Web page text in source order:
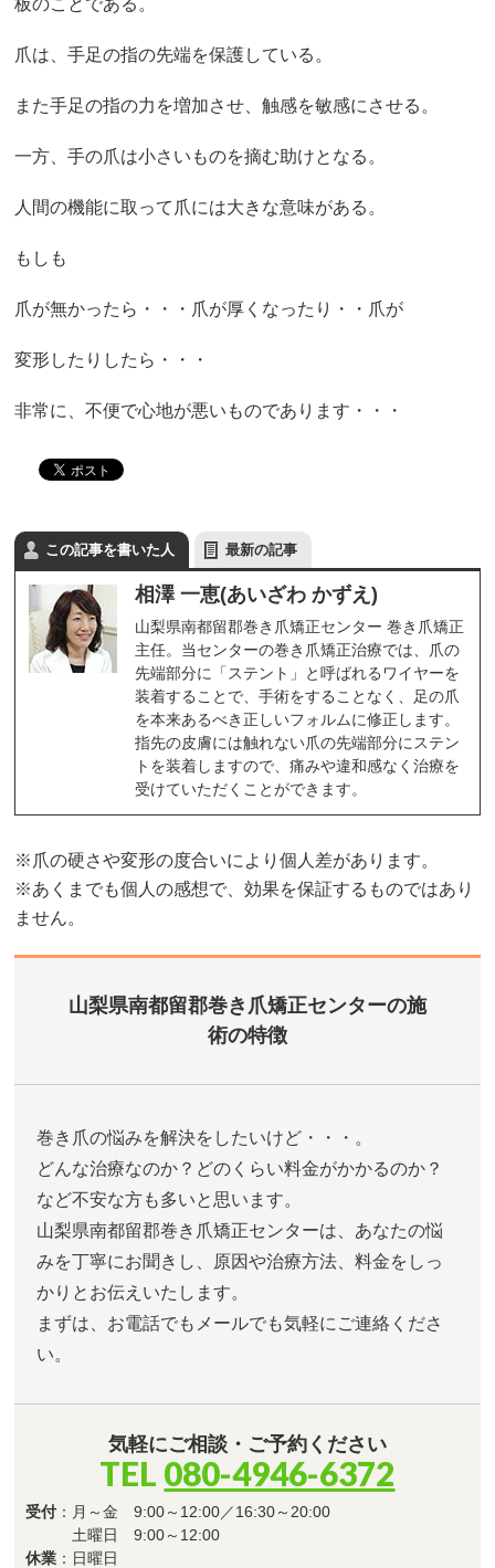
板のことである。
爪は、手足の指の先端を保護している。
また手足の指の力を増加させ、触感を敏感にさせる。
一方、手の爪は小さいものを摘む助けとなる。
人間の機能に取って爪には大きな意味がある。
もしも
爪が無かったら・・・爪が厚くなったり・・爪が
変形したりしたら・・・
非常に、不便で心地が悪いものであります・・・
この記事を書いた人 最新の記事
相澤 一恵(あいざわ かずえ)
山梨県南都留郡巻き爪矯正センター 巻き爪矯正
主任。当センターの巻き爪矯正治療では、爪の
先端部分に「ステント」と呼ばれるワイヤーを
装着することで、手術をすることなく、足の爪
を本来あるべき正しいフォルムに修正します。
指先の皮膚には触れない爪の先端部分にステン
トを装着しますので、痛みや違和感なく治療を
受けていただくことができます。
※爪の硬さや変形の度合いにより個人差があります。
※あくまでも個人の感想で、効果を保証するものではあり
ません。
山梨県南都留郡巻き爪矯正センターの施
術の特徴
巻き爪の悩みを解決をしたいけど・・・。
どんな治療なのか？どのくらい料金がかかるのか？
など不安な方も多いと思います。
山梨県南都留郡巻き爪矯正センターは、あなたの悩
みを丁寧にお聞きし、原因や治療方法、料金をしっ
かりとお伝えいたします。
まずは、お電話でもメールでも気軽にご連絡くださ
い。
気軽にご相談・ご予約ください
TEL 080-4946-6372
受付 ：月～金 9:00～12:00／16:30～20:00
土曜日 9:00～12:00
休業 ：日曜日